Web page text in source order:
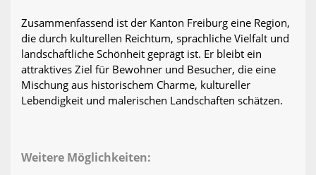
Zusammenfassend ist der Kanton Freiburg eine Region,
die durch kulturellen Reichtum, sprachliche Vielfalt und
landschaftliche Schönheit geprägt ist. Er bleibt ein
attraktives Ziel für Bewohner und Besucher, die eine
Mischung aus historischem Charme, kultureller
Lebendigkeit und malerischen Landschaften schätzen.
Weitere Möglichkeiten: